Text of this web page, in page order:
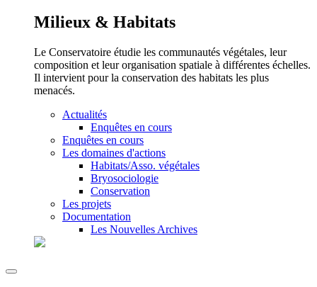
Milieux & Habitats
Le Conservatoire étudie les communautés végétales, leur
composition et leur organisation spatiale à différentes échelles.
Il intervient pour la conservation des habitats les plus
menacés.
Actualités
Enquêtes en cours
Enquêtes en cours
Les domaines d'actions
Habitats/Asso. végétales
Bryosociologie
Conservation
Les projets
Documentation
Les Nouvelles Archives